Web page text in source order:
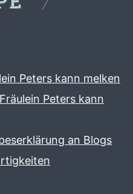
Peters kann melken
Peters kann
an Blogs